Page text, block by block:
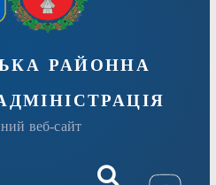
районна
веб-сайт